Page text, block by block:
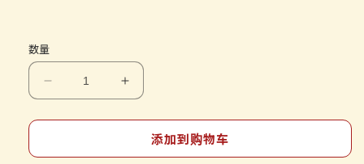
数量
林
林
添加到购物车